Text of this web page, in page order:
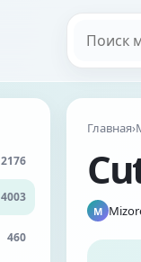
2176
4003
460
Главная›
M